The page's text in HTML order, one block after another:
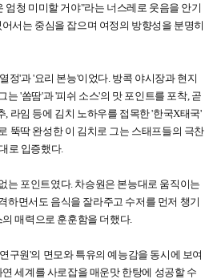
엄청 미미할 거야"라는 너스레로 웃음을 안기
서는 중심을 잡으며 여정의 방향성을 분명히
정'과 '요리 본능'이었다. 방콕 야시장과 현지
는 '쏨땀'과 '피쉬 소스'의 맛 포인트를 포착, 곧
라임 등에 김치 노하우를 접목한 '한국X태국'
뚝딱 완성한 이 김치로 그는 스태프들의 극찬
로 입증했다.
는 포인트였다. 차승원은 본능대로 움직이는
하면서도 음식을 잘라주고 수저를 먼저 챙기
매력으로 훈훈함을 더했다.
구원'의 면모와 특유의 예능감을 동시에 보여
세계를 사로잡을 매운맛 한탕에 성공할 수